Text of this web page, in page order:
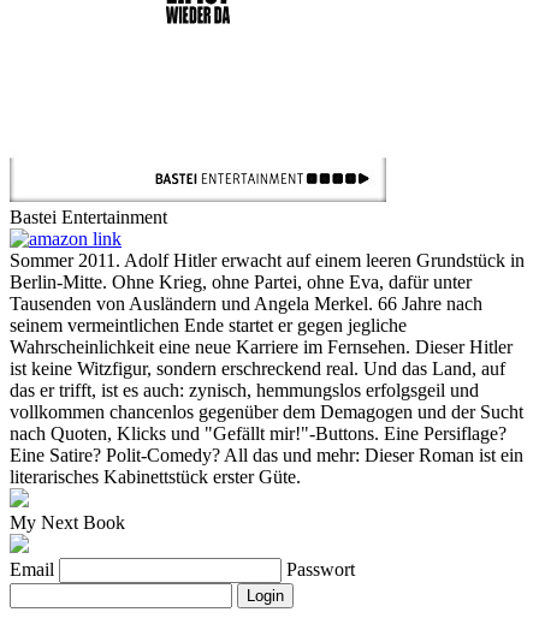
Bastei Entertainment
Sommer 2011. Adolf Hitler erwacht auf einem leeren Grundstück in
Berlin-Mitte. Ohne Krieg, ohne Partei, ohne Eva, dafür unter
Tausenden von Ausländern und Angela Merkel. 66 Jahre nach
seinem vermeintlichen Ende startet er gegen jegliche
Wahrscheinlichkeit eine neue Karriere im Fernsehen. Dieser Hitler
ist keine Witzfigur, sondern erschreckend real. Und das Land, auf
das er trifft, ist es auch: zynisch, hemmungslos erfolgsgeil und
vollkommen chancenlos gegenüber dem Demagogen und der Sucht
nach Quoten, Klicks und "Gefällt mir!"-Buttons. Eine Persiflage?
Eine Satire? Polit-Comedy? All das und mehr: Dieser Roman ist ein
literarisches Kabinettstück erster Güte.
My Next Book
Email Passwort
Login